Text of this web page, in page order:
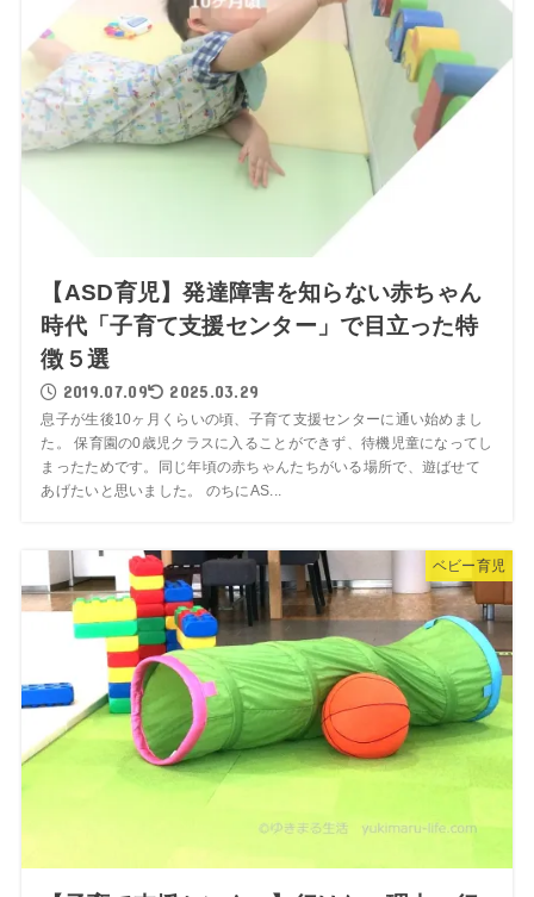
【ASD育児】発達障害を知らない赤ちゃん
時代「子育て支援センター」で目立った特
徴５選
2019.07.09 2025.03.29
息子が生後10ヶ月くらいの頃、子育て支援センターに通い始めまし
た。 保育園の0歳児クラスに入ることができず、待機児童になってし
まったためです。同じ年頃の赤ちゃんたちがいる場所で、遊ばせて
あげたいと思いました。 のちにAS...
ベビー育児